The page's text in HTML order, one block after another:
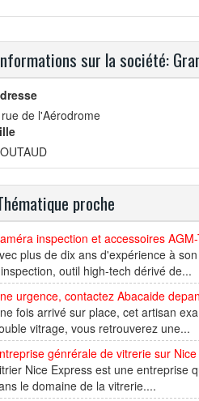
sur la société:
de l'Aérodrome
proche
inspection et accessoires
plus de dix ans d'expérience à
outil high-tech dérivé de...
urgence, contactez Abacaide
fois arrivé sur place, cet artisan
vitrage, vous retrouverez une...
génrérale de vitrerie sur
Nice Express est une entreprise
le domaine de la vitrerie....